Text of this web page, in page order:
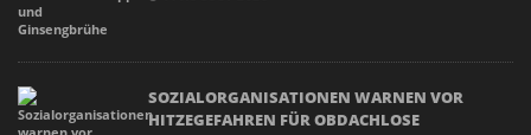
SOZIALORGANISATIONEN WARNEN VOR
HITZEGEFAHREN FÜR OBDACHLOSE